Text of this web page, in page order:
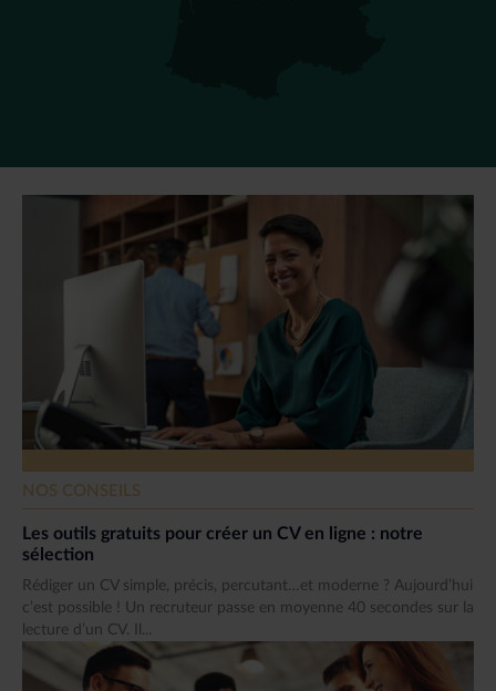
NOS CONSEILS
Les outils gratuits pour créer un CV en ligne : notre
sélection
Rédiger un CV simple, précis, percutant…et moderne ? Aujourd’hui
c’est possible ! Un recruteur passe en moyenne 40 secondes sur la
lecture d’un CV. Il...